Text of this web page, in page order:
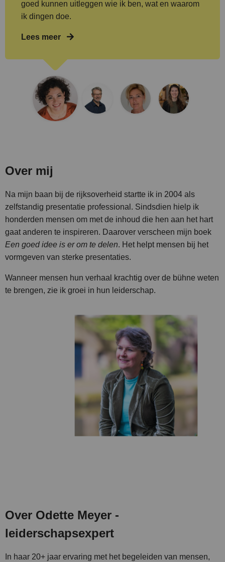
goed kunnen uitleggen wie ik ben, wat en waarom
ik dingen doe.
Lees meer
Over mij
Na mijn baan bij de rijksoverheid startte ik in 2004 als
zelfstandig presentatie professional. Sindsdien hielp ik
honderden mensen om met de inhoud die hen aan het hart
gaat anderen te inspireren. Daarover verscheen mijn boek
Een goed idee is er om te delen. Het helpt mensen bij het
vormgeven van sterke presentaties.
Wanneer mensen hun verhaal krachtig over de bühne weten
te brengen, zie ik groei in hun leiderschap.
Over Odette Meyer -
leiderschapsexpert
In haar 20+ jaar ervaring met het begeleiden van mensen,